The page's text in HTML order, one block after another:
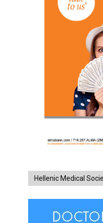
Hellenic Medical